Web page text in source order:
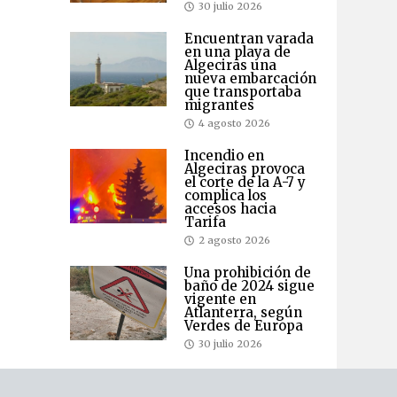
30 julio 2026
Encuentran varada
en una playa de
Algeciras una
nueva embarcación
que transportaba
migrantes
4 agosto 2026
Incendio en
Algeciras provoca
el corte de la A-7 y
complica los
accesos hacia
Tarifa
2 agosto 2026
Una prohibición de
baño de 2024 sigue
vigente en
Atlanterra, según
Verdes de Europa
30 julio 2026